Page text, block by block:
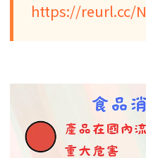
https://reurl.cc/